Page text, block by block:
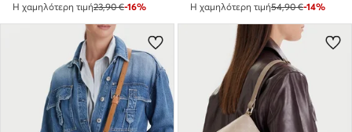
Η χαμηλότερη τιμή23,90 €-16%
Η χαμηλότερη τιμή54,90 €-14%